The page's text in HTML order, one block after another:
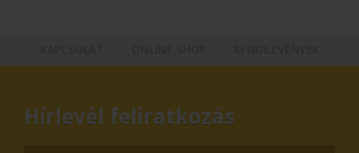
Hírlevél feliratkozás